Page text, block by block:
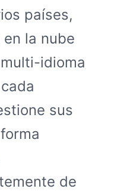
países,
la nube
idioma
sus
de